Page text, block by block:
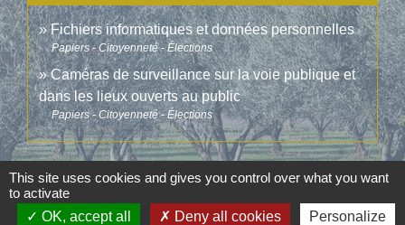
Fichiers informatiques et données personnelles
Papiers - Citoyenneté - Élections
Caméras de surveillance sur la voie publique et
dans les lieux ouverts au public
Papiers - Citoyenneté - Élections
This site uses cookies and gives you control over what you want
to activate
OK, accept all
Deny all cookies Personalize